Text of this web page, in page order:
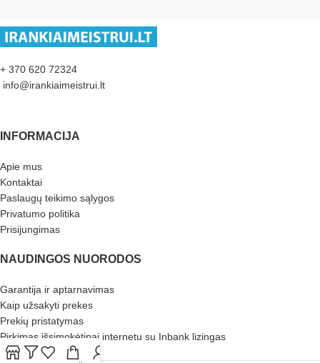
+ 370 620 72324
info@irankiaimeistrui.lt
INFORMACIJA
Apie mus
Kontaktai
Paslaugų teikimo sąlygos
Privatumo politika
Prisijungimas
NAUDINGOS NUORODOS
Garantija ir aptarnavimas
Kaip užsakyti prekes
Prekių pristatymas
Pirkimas išsimokėtinai internetu su Inbank lizingas
Atliekų tvarkymas